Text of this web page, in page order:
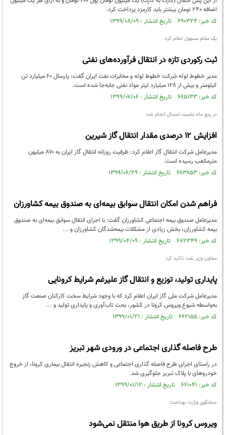
اضافه ۲۴۰ تومان بیشتر باید کارمزد پرداخت کرد.
کد خبر: ۶۹۰۳۲۴ تاریخ انتشار : ۱۳۹۹/۰۸/۰۹
یک مقام مسوول اعلام کرد:
ثبت رکوردی تازه در انتقال فرآورده‌های نفتی
مدیر خطوط لوله شرکت خطوط لوله و مخابرات نفت ایران گفت: پارسال ۶۰ میلیارد تن
کیلومتر و بیش از ۱۲۸ میلیارد لیتر مواد نفتی جابه‌جا شده است.
کد خبر: ۶۸۵۱۳۳ تاریخ انتشار : ۱۳۹۹/۰۷/۰۶
در پنج ماه نخست امسال انجام شد؛
افزایش ۱۲ درصدی مقدار انتقال گاز شیرین
مدیرعامل شرکت انتقال گاز اعلام کرد: ظرفیت روزانه انتقال گاز ایران به ۸۷۰ میلیون
مترمکعب رسیده است.
کد خبر: ۶۸۳۸۵۳ تاریخ انتشار : ۱۳۹۹/۰۶/۲۹
فراهم شدن امکان انتقال سوابق بیمه‌ای به صندوق بیمه کشاورزان
مدیرعامل صندوق بیمه اجتماعی کشاورزان گفت: با اجرای انتقال سوابق بیمه‌ای به صندوق
بیمه کشاورزان، بخش زیادی از مشکلات بیمه‌شدگان کشاورزان و ...
کد خبر: ۶۷۲۳۴۹ تاریخ انتشار : ۱۳۹۹/۰۴/۰۹
معاون وزیر نفت تاکید کرد
پایداری تولید، توزیع و انتقال گاز علیرغم شرایط کرونایی
مدیرعامل شرکت ملی گاز ایران اعلام کرد که با وجود شرایط سخت کارکنان صنعت گاز
به‌واسطه شیوع ویروس کرونا در کشور، بحث تاب‌آوری و پایداری تولید و ...
کد خبر: ۶۶۲۱۵۵ تاریخ انتشار : ۱۳۹۹/۰۱/۲۱
طرح فاصله گذاری اجتماعی در ورودی شهر تبریز
در راستای اجرای طرح فاصله گذاری اجتماعی و کاهش زنجیره انتقال بیماری کرونا، از خروج
خودروهای با پلاک تبریز جلوگیری شد.
کد خبر: ۶۶۱۰۴۱ تاریخ انتشار : ۱۳۹۹/۰۱/۱۲
سخنگوی وزارت بهداشت:
ویروس کرونا از طریق هوا منتقل نمی‌شود